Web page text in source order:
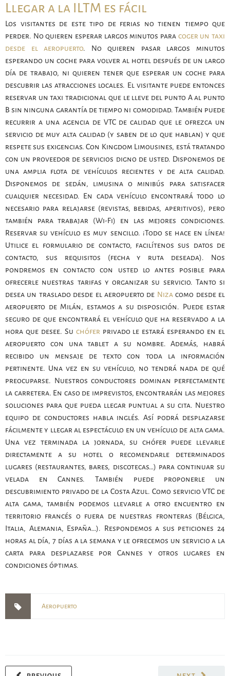
Llegar a la ILTM es fácil
Los visitantes de este tipo de ferias no tienen tiempo que
perder. No quieren esperar largos minutos para coger un taxi
desde el aeropuerto. No quieren pasar largos minutos
esperando un coche para volver al hotel después de un largo
día de trabajo, ni quieren tener que esperar un coche para
descubrir las atracciones locales. El visitante puede entonces
reservar un taxi tradicional que le lleve del punto A al punto
B sin ninguna garantía de tiempo ni comodidad. También puede
recurrir a una agencia de VTC de calidad que le ofrezca un
servicio de muy alta calidad (y saben de lo que hablan) y que
respete sus exigencias. Con Kingdom Limousines, está tratando
con un proveedor de servicios digno de usted. Disponemos de
una amplia flota de vehículos recientes y de alta calidad.
Disponemos de sedán, limusina o minibús para satisfacer
cualquier necesidad. En cada vehículo encontrará todo lo
necesario para relajarse (revistas, bebidas, aperitivos), pero
también para trabajar (Wi-Fi) en las mejores condiciones.
Reservar su vehículo es muy sencillo. ¡Todo se hace en línea!
Utilice el formulario de contacto, facilítenos sus datos de
contacto, sus requisitos (fecha y ruta deseada). Nos
pondremos en contacto con usted lo antes posible para
ofrecerle nuestras tarifas y organizar su servicio. Tanto si
desea un traslado desde el aeropuerto de Nizacomo desde el
aeropuerto de Milán, estamos a su disposición. Puede estar
seguro de que encontrará el vehículo que ha reservado a la
hora que desee. Su chófer privado le estará esperando en el
aeropuerto con una tablet a su nombre. Además, habrá
recibido un mensaje de texto con toda la información
pertinente. Una vez en su vehículo, no tendrá nada de qué
preocuparse. Nuestros conductores dominan perfectamente
la carretera. En caso de imprevistos, encontrarán las mejores
soluciones para que pueda llegar puntual a su cita. Nuestro
equipo de conductores habla inglés. Así podrá desplazarse
fácilmente y llegar al espectáculo en un vehículo de alta gama.
Una vez terminada la jornada, su chófer puede llevarle
directamente a su hotel o recomendarle determinados
lugares (restaurantes, bares, discotecas…) para continuar su
velada en Cannes. También puede proponerle un
descubrimiento privado de la Costa Azul. Como servicio VTC de
alta gama, también podemos llevarle a otro encuentro en
territorio francés o fuera de nuestras fronteras (Bélgica,
Italia, Alemania, España…). Respondemos a sus peticiones 24
horas al día, 7 días a la semana y le ofrecemos un servicio a la
carta para desplazarse por Cannes y otros lugares en
condiciones óptimas.
Aeropuerto